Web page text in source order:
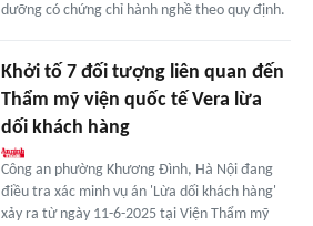
dưỡng có chứng chỉ hành nghề theo quy định.
Khởi tố 7 đối tượng liên quan đến
Thẩm mỹ viện quốc tế Vera lừa
dối khách hàng
Công an phường Khương Đình, Hà Nội đang
điều tra xác minh vụ án 'Lừa dối khách hàng'
xảy ra từ ngày 11-6-2025 tại Viện Thẩm mỹ